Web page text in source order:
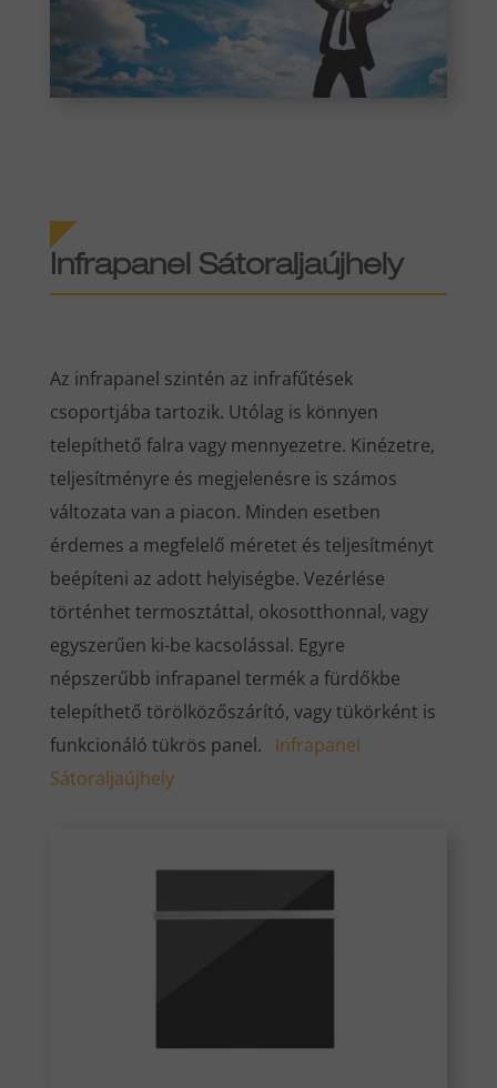
Infrapanel Sátoraljaújhely
Az infrapanel szintén az infrafűtések
csoportjába tartozik. Utólag is könnyen
telepíthető falra vagy mennyezetre. Kinézetre,
teljesítményre és megjelenésre is számos
változata van a piacon. Minden esetben
érdemes a megfelelő méretet és teljesítményt
beépíteni az adott helyiségbe. Vezérlése
történhet termosztáttal, okosotthonnal, vagy
egyszerűen ki-be kacsolással. Egyre
népszerűbb infrapanel termék a fürdőkbe
telepíthető törölközőszárító, vagy tükörként is
funkcionáló tükrös panel. Infrapanel
Sátoraljaújhely